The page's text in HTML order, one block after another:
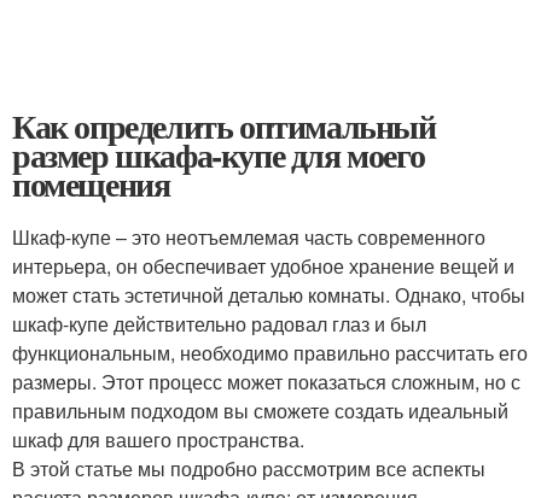
Как определить оптимальный
размер шкафа-купе для моего
помещения
Шкаф-купе – это неотъемлемая часть современного
интерьера, он обеспечивает удобное хранение вещей и
может стать эстетичной деталью комнаты. Однако, чтобы
шкаф-купе действительно радовал глаз и был
функциональным, необходимо правильно рассчитать его
размеры. Этот процесс может показаться сложным, но с
правильным подходом вы сможете создать идеальный
шкаф для вашего пространства.
В этой статье мы подробно рассмотрим все аспекты